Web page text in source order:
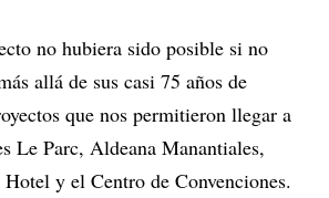
no hubiera sido posible si no
allá de sus casi 75 años de
que nos permitieron llegar a
Le Parc, Aldeana Manantiales,
y el Centro de Convenciones.